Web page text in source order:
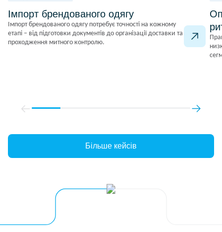
Імпорт брендованого одягу
Імпорт брендованого одягу потребує точності на кожному
етапі – від підготовки документів до організації доставки та
проходження митного контролю.
Більше кейсів